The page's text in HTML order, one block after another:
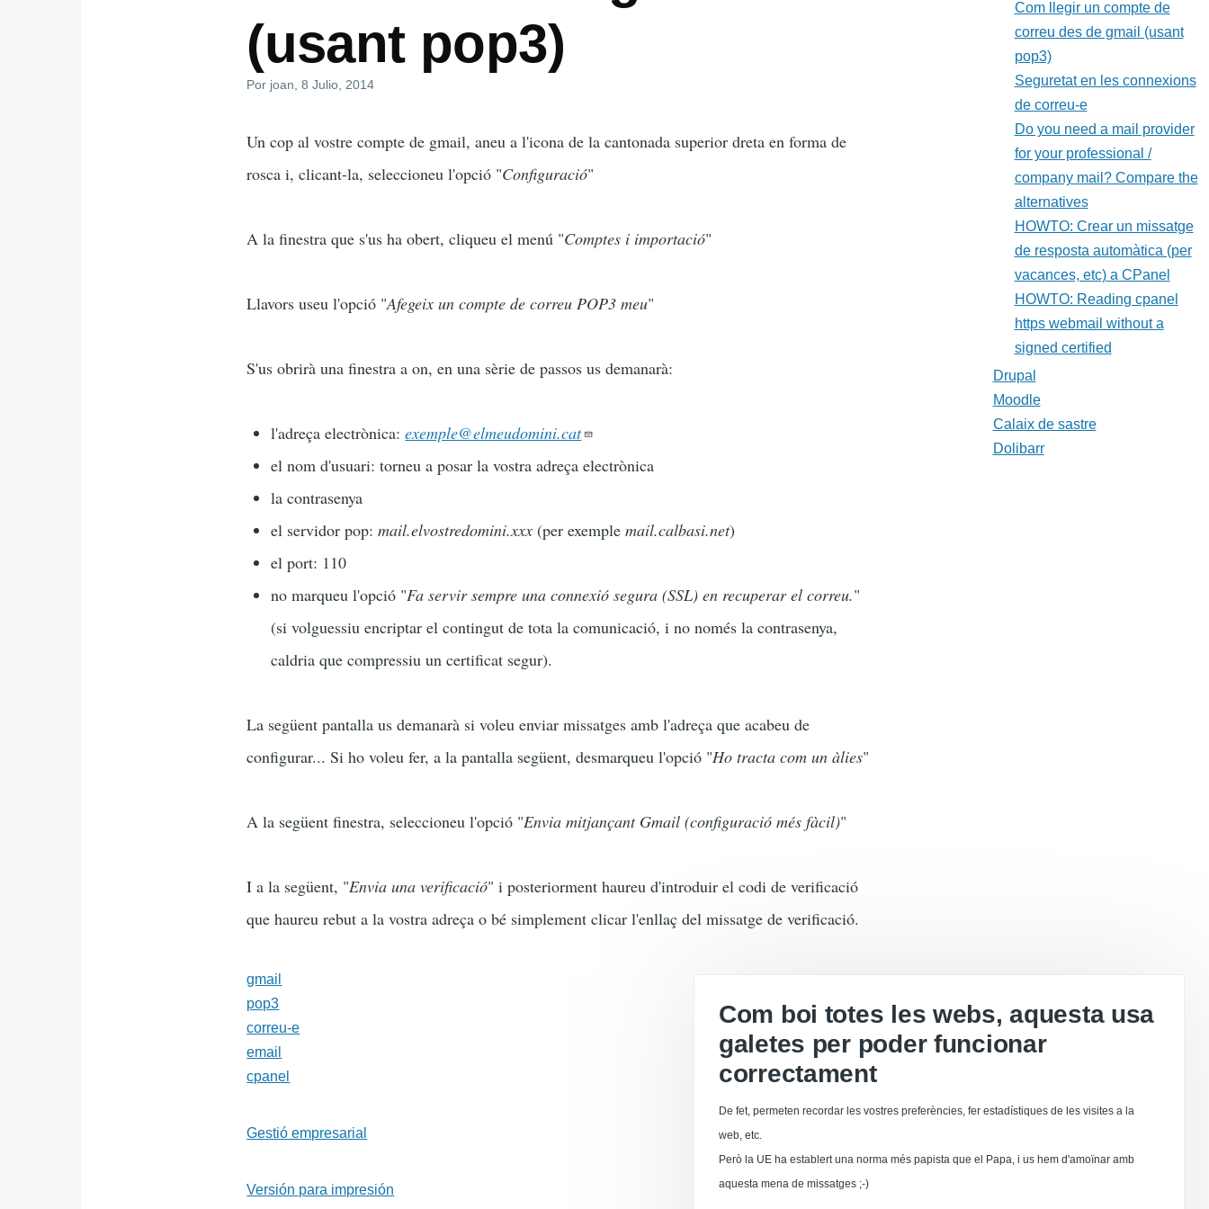
(usant pop3)
Por joan , 8 Julio, 2014
Un cop al vostre compte de gmail, aneu a l'icona de la cantonada superior dreta en forma de
rosca i, clicant-la, seleccioneu l'opció "Configuració"
A la finestra que s'us ha obert, cliqueu el menú "Comptes i importació"
Llavors useu l'opció "Afegeix un compte de correu POP3 meu"
S'us obrirà una finestra a on, en una sèrie de passos us demanarà:
l'adreça electrònica: exemple@elmeudomini.cat
el nom d'usuari: torneu a posar la vostra adreça electrònica
la contrasenya
el servidor pop:mail.elvostredomini.xxx (per exemplemail.calbasi.net)
el port: 110
no marqueu l'opció "Fa servir sempre una connexió segura (SSL) en recuperar el correu."
(si volguessiu encriptar el contingut de tota la comunicació, i no només la contrasenya,
caldria que compressiu un certificat segur).
La següent pantalla us demanarà si voleu enviar missatges amb l'adreça que acabeu de
configurar... Si ho voleu fer, a la pantalla següent, desmarqueu l'opció "Ho tracta com un àlies"
A la següent finestra, seleccioneu l'opció "Envia mitjançant Gmail (configuració més fàcil)"
I a la següent, "Envia una verificació" i posteriorment haureu d'introduir el codi de verificació
que haureu rebut a la vostra adreça o bé simplement clicar l'enllaç del missatge de verificació.
gmail
pop3
correu-e
email
cpanel
Gestió empresarial
Versión para impresión
Com llegir un compte de
correu des de gmail (usant
pop3)
Seguretat en les connexions
de correu-e
Do you need a mail provider
for your professional /
company mail? Compare the
alternatives
HOWTO: Crear un missatge
de resposta automàtica (per
vacances, etc) a CPanel
HOWTO: Reading cpanel
https webmail without a
signed certified
Drupal
Moodle
Calaix de sastre
Dolibarr
Com boi totes les webs, aquesta usa
galetes per poder funcionar
correctament
De fet, permeten recordar les vostres preferències, fer estadístiques de les visites a la
web, etc.
Però la UE ha establert una norma més papista que el Papa, i us hem d'amoïnar amb
aquesta mena de missatges ;-)